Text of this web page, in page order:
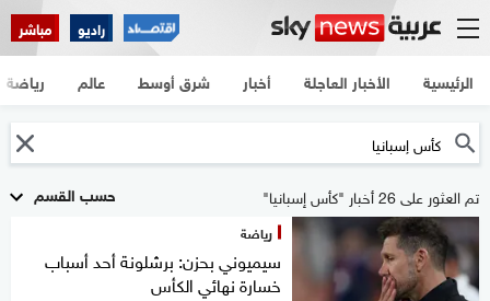
راديو مباشر
الرئيسية الأخبار العاجلة أخبار شرق أوسط عالم رياضة
حسب القسم تم العثور على 26 أخبار "كأس إسبانيا"
رياضة
سيميوني بحزن: برشلونة أحد أسباب
خسارة نهائي الكأس